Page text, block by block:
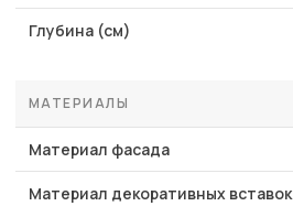
Глубина (см)
МАТЕРИАЛЫ
Материал фасада
Материал декоративных вставок